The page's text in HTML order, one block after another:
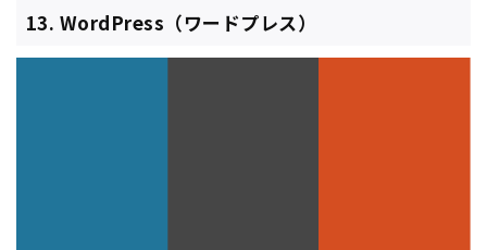
13. WordPress（ワードプレス）